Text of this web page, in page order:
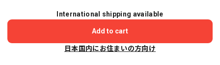
International shipping available
Add to cart
日本国内にお住まいの方向け
ショップに質問する